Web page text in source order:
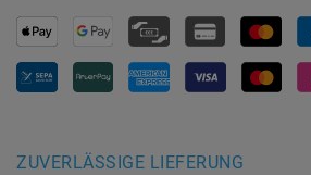
ZUVERLÄSSIGE LIEFERUNG